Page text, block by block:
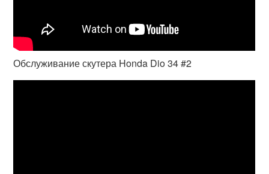
Обслуживание скутера Honda Dio 34 #2